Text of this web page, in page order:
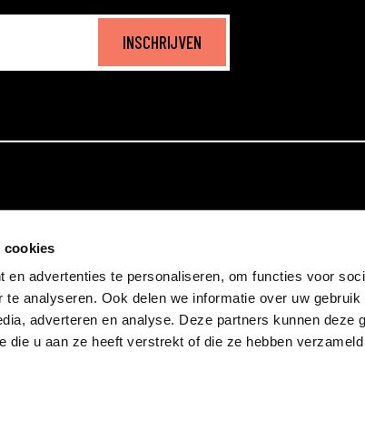
cookies
en advertenties te personaliseren, om functies voor
te analyseren. Ook delen we informatie over uw
adverteren en analyse. Deze partners kunnen deze
die u aan ze heeft verstrekt of die ze hebben
INSCHRIJVEN